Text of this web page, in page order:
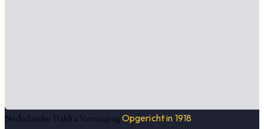
Nederlandse Dahlia VerenigingOpgericht in 1918